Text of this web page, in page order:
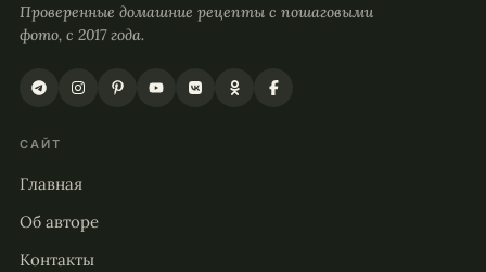
Проверенные домашние рецепты с пошаговыми
фото, с 2017 года.
САЙТ
Главная
Об авторе
Контакты